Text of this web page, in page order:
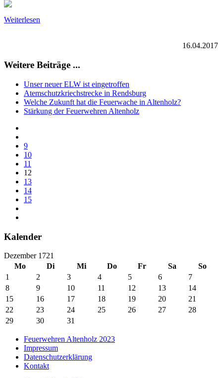
Weiterlesen
16.04.2017
Weitere Beiträge ...
Unser neuer ELW ist eingetroffen
Atemschutzkriechstrecke in Rendsburg
Welche Zukunft hat die Feuerwache in Altenholz?
Stärkung der Feuerwehren Altenholz
9
10
11
12
13
14
15
Kalender
Dezember 1721
Mo
Di Mi Do Fr Sa
So
1
2 3 4 5 6
7
8
9 10 11 12 13
14
15
16 17 18 19 20
21
22
23 24 25 26 27
28
29
30 31
Feuerwehren Altenholz 2023
Impressum
Datenschutzerklärung
Kontakt